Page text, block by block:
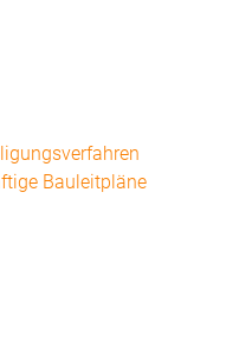
Bauleitpläne